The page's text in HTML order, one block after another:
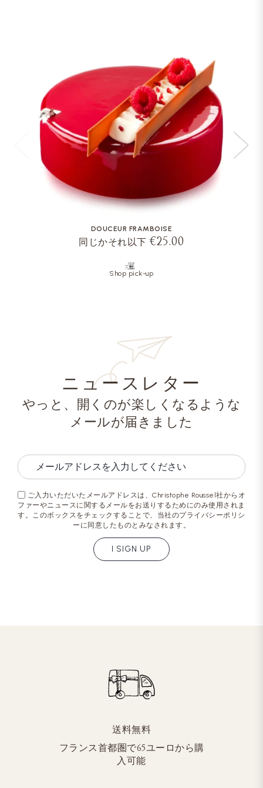
DOUCEUR FRAMBOISE
同じかそれ以下 €25.00
Shop pick-up
ニュースレター
やっと、開くのが楽しくなるような
メールが届きました
ご入力いただいたメールアドレスは、Christophe Roussel社からオ
ファーやニュースに関するメールをお送りするためにのみ使用されま
す。このボックスをチェックすることで、当社のプライバシーポリシ
ーに同意したものとみなされます。
I SIGN UP
送料無料
フランス首都圏で65ユーロから購
入可能